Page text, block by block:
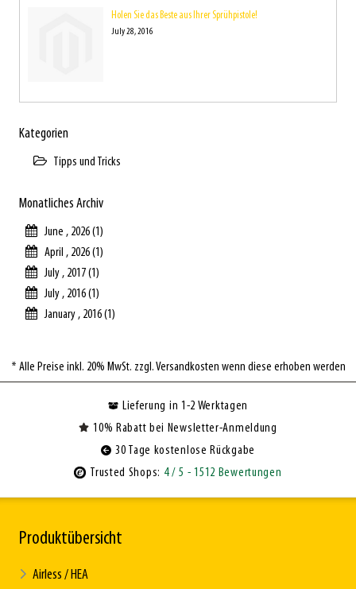
Holen Sie das Beste aus Ihrer Sprühpistole!
July 28, 2016
Kategorien
Tipps und Tricks
Monatliches Archiv
June , 2026 (1)
April , 2026 (1)
July , 2017 (1)
July , 2016 (1)
January , 2016 (1)
* Alle Preise inkl. 20% MwSt. zzgl. Versandkosten wenn diese erhoben werden
Lieferung in 1-2 Werktagen
10% Rabatt bei Newsletter-Anmeldung
30 Tage kostenlose Rückgabe
Trusted Shops: 4/ 5 - 1512 Bewertungen
Produktübersicht
Airless / HEA